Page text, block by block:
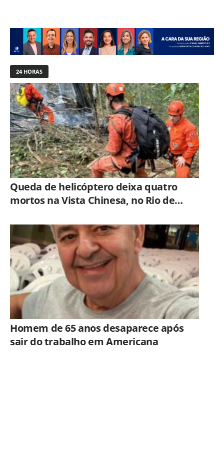
24 HORAS
Queda de helicóptero deixa quatro
mortos na Vista Chinesa, no Rio de
Homem de 65 anos desaparece após
sair do trabalho em Americana